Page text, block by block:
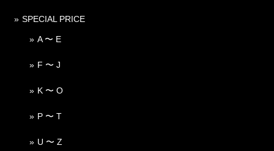
SPECIAL PRICE
A 〜 E
F 〜 J
K 〜 O
P 〜 T
U 〜 Z